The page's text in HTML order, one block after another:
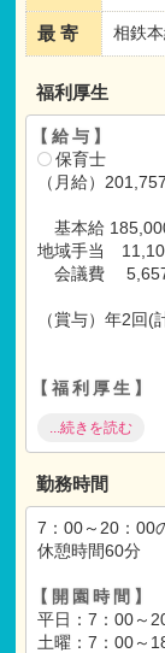
最 寄 相鉄
福利厚生
【給与】
保育士
（月給）
基本給
地域手当
会議費 5,657
（賞与）年2回(
【福利厚生】
昇給
交通費支給
退職金制度有(勤
借り上げ社宅制
住宅手当（
資格取得補助（
...続きを読む
勤務時間
7：00～20：00
休憩時間60分
【開園時間】
平日：7：00～
土曜：7：00～